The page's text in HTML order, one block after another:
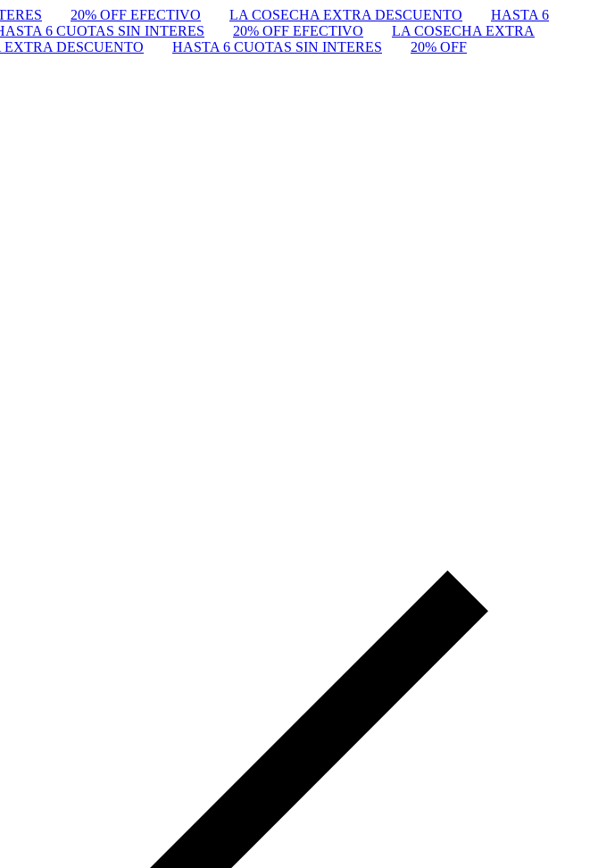
20% OFF EFECTIVO LA COSECHA EXTRA DESCUENTO
HASTA 6
6 CUOTAS SIN INTERES 20% OFF EFECTIVO
LA COSECHA EXTRA
EXTRA DESCUENTO HASTA 6 CUOTAS SIN INTERES
20% OFF